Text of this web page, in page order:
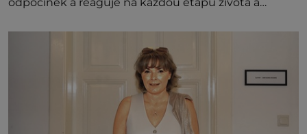
jednoduchost, měkkost a bezpečí, proto by pokoj